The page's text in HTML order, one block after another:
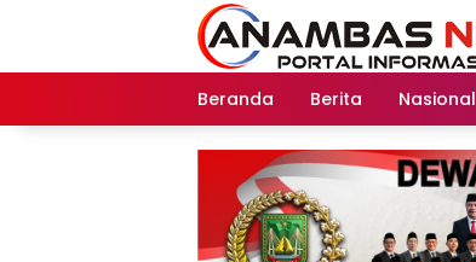
Beranda Berita Nasional